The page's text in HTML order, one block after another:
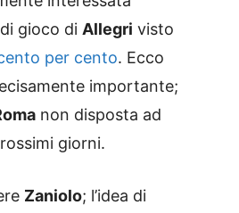
gioco di Allegri visto
per cento. Ecco
importante;
non disposta ad
giorni.
Zaniolo; l’idea di